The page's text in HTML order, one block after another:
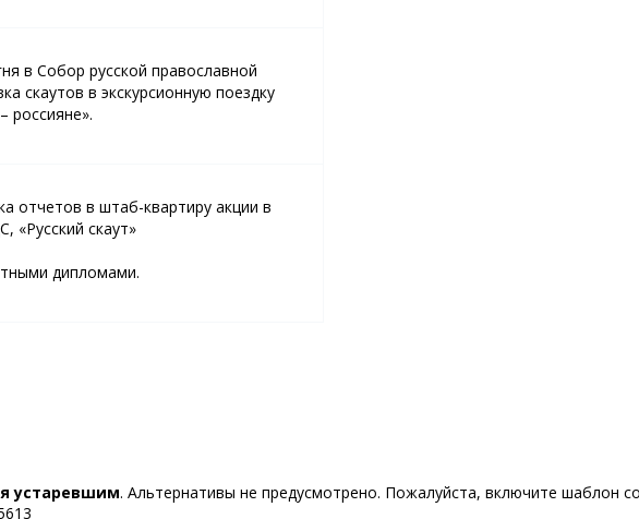
в Собор русской православной
скаутов в экскурсионную поездку
россияне».
отчетов в штаб-квартиру акции в
скаут»
дипломами.
устаревшим. Альтернативы не предусмотрено. Пожалуйста, включите шаблон